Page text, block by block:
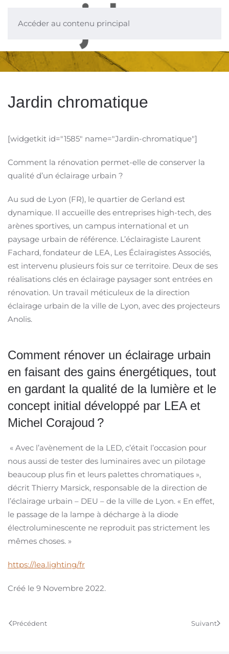
Accéder au contenu principal
Jardin chromatique
[widgetkit id="1585" name="Jardin-chromatique"]
Comment la rénovation permet-elle de conserver la
qualité d’un éclairage urbain ?
Au sud de Lyon (FR), le quartier de Gerland est
dynamique. Il accueille des entreprises high-tech, des
arènes sportives, un campus international et un
paysage urbain de référence. L’éclairagiste Laurent
Fachard, fondateur de LEA, Les Éclairagistes Associés,
est intervenu plusieurs fois sur ce territoire. Deux de ses
réalisations clés en éclairage paysager sont entrées en
rénovation. Un travail méticuleux de la direction
éclairage urbain de la ville de Lyon, avec des projecteurs
Anolis.
Comment rénover un éclairage urbain
en faisant des gains énergétiques, tout
en gardant la qualité de la lumière et le
concept initial développé par LEA et
Michel Corajoud ?
« Avec l’avènement de la LED, c’était l’occasion pour
nous aussi de tester des luminaires avec un pilotage
beaucoup plus fin et leurs palettes chromatiques »,
décrit Thierry Marsick, responsable de la direction de
l’éclairage urbain – DEU – de la ville de Lyon. « En effet,
le passage de la lampe à décharge à la diode
électroluminescente ne reproduit pas strictement les
mêmes choses. »
https://lea.lighting/fr
Créé le 9 Novembre 2022.
Précédent Suivant